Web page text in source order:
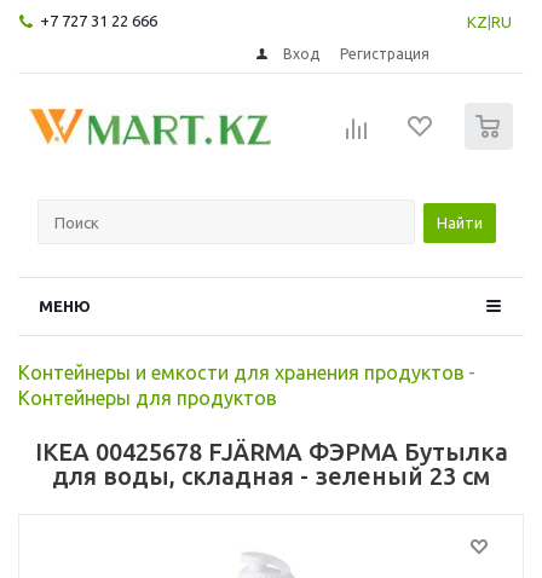
+7 727 31 22 666 KZ RU
Вход Регистрация
Найти
МЕНЮ
Контейнеры и емкости для хранения продуктов -
Контейнеры для продуктов
IKEA 00425678 FJÄRMA ФЭРМА Бутылка
для воды, складная - зеленый 23 см